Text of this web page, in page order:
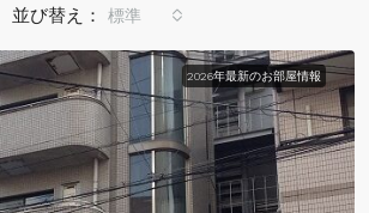
並び替え：
標準
2026年最新のお部屋情報